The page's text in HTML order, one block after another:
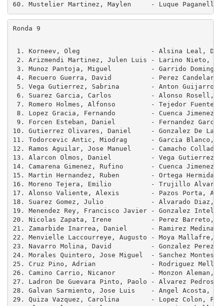
Ronda 9
1. Korneev, Oleg                  - Alsina Leal,
2. Arizmendi Martinez, Julen Luis - Larino
3. Munoz Pantoja, Miguel          - Garrido
4. Recuero Guerra, David          - Perez
5. Vega Gutierrez, Sabrina        - Anton
6. Suarez Garcia, Carlos          - Alonso
7. Romero Holmes, Alfonso         - Tejedor
8. Lopez Gracia, Fernando         - Cuenca Jimenez,
9. Forcen Esteban, Daniel         - Fernandez
10. Gutierrez Olivares, Daniel     - Gonzalez De La
11. Todorcevic Antic, Miodrag      - Garcia
12. Ramos Aguilar, Jose Manuel     - Camacho
13. Alarcon Olmos, Daniel          - Vega
14. Camarena Gimenez, Rufino       - Cuenca
15. Martin Hernandez, Ruben        - Ortega
16. Moreno Tejera, Emilio          - Trujillo
17. Alonso Valiente, Alexis        - Pazos Porta,
18. Suarez Gomez, Julio            - Alvarado
19. Menendez Rey, Francisco Javier - Gonzalez
20. Nicolas Zapata, Irene          - Perez
21. Zamarbide Inarrea, Daniel      - Ramirez
22. Menvielle Laccourreye, Augusto - Moya
23. Navarro Molina, David          - Gonzalez
24. Morales Quintero, Jose Miguel  - Sanchez
25. Cruz Pino, Adrian              - Rodriguez
26. Camino Carrio, Nicanor         - Monzon
27. Ladron De Guevara Pinto, Paolo - Alvarez
28. Galvan Sarmiento, Jose Luis    - Angel Acosta,
29. Quiza Vazquez, Carolina        - Lopez Colon,